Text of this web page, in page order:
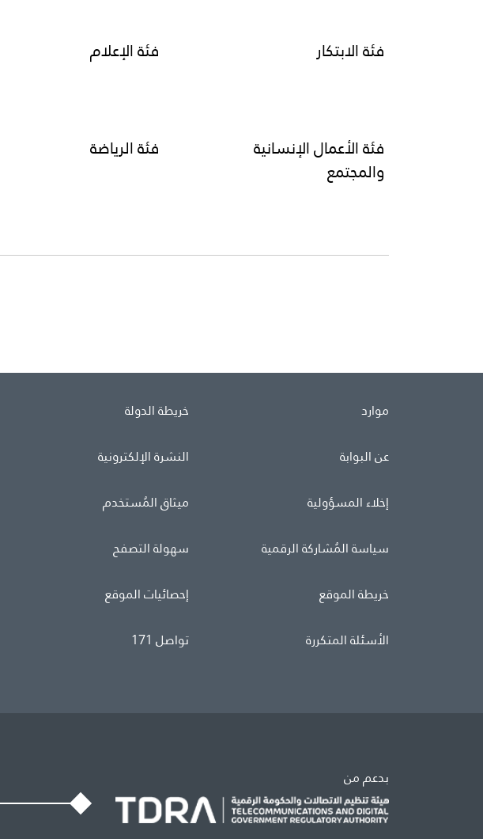
فئة الابتكار فئة الإعلام
فئة الأعمال الإنسانية
والمجتمع
فئة الرياضة
موارد خريطة الدولة
عن البوابة النشرة الإلكترونية
إخلاء المسؤولية ميثاق المُستخدم
سياسة المُشاركة الرقمية سهولة التصفح
خريطة الموقع إحصائيات الموقع
الأسئلة المتكررة تواصل 171
بدعم من